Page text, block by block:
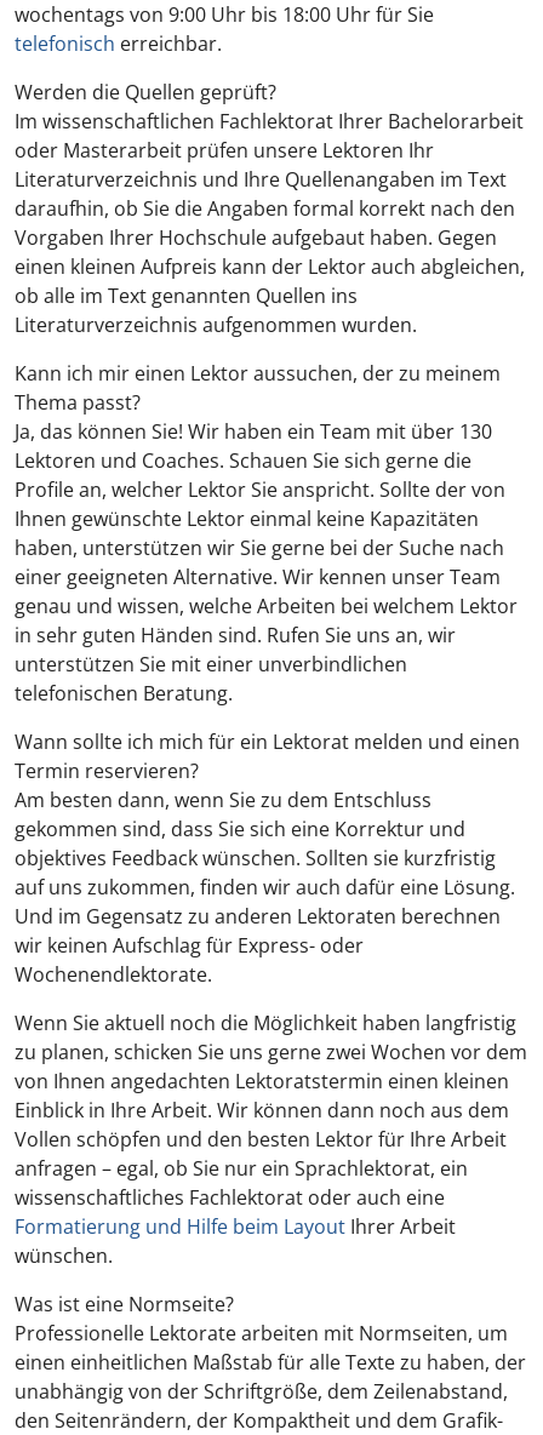
wochentags von 9:00 Uhr bis 18:00 Uhr für Sie
telefonisch erreichbar.
Werden die Quellen geprüft?
Im wissenschaftlichen Fachlektorat Ihrer Bachelorarbeit
oder Masterarbeit prüfen unsere Lektoren Ihr
Literaturverzeichnis und Ihre Quellenangaben im Text
daraufhin, ob Sie die Angaben formal korrekt nach den
Vorgaben Ihrer Hochschule aufgebaut haben. Gegen
einen kleinen Aufpreis kann der Lektor auch abgleichen,
ob alle im Text genannten Quellen ins
Literaturverzeichnis aufgenommen wurden.
Kann ich mir einen Lektor aussuchen, der zu meinem
Thema passt?
Ja, das können Sie! Wir haben ein Team mit über 130
Lektoren und Coaches. Schauen Sie sich gerne die
Profile an, welcher Lektor Sie anspricht. Sollte der von
Ihnen gewünschte Lektor einmal keine Kapazitäten
haben, unterstützen wir Sie gerne bei der Suche nach
einer geeigneten Alternative. Wir kennen unser Team
genau und wissen, welche Arbeiten bei welchem Lektor
in sehr guten Händen sind. Rufen Sie uns an, wir
unterstützen Sie mit einer unverbindlichen
telefonischen Beratung.
Wann sollte ich mich für ein Lektorat melden und einen
Termin reservieren?
Am besten dann, wenn Sie zu dem Entschluss
gekommen sind, dass Sie sich eine Korrektur und
objektives Feedback wünschen. Sollten sie kurzfristig
auf uns zukommen, finden wir auch dafür eine Lösung.
Und im Gegensatz zu anderen Lektoraten berechnen
wir keinen Aufschlag für Express- oder
Wochenendlektorate.
Wenn Sie aktuell noch die Möglichkeit haben langfristig
zu planen, schicken Sie uns gerne zwei Wochen vor dem
von Ihnen angedachten Lektoratstermin einen kleinen
Einblick in Ihre Arbeit. Wir können dann noch aus dem
Vollen schöpfen und den besten Lektor für Ihre Arbeit
anfragen – egal, ob Sie nur ein Sprachlektorat, ein
wissenschaftliches Fachlektorat oder auch eine
Formatierung und Hilfe beim Layout Ihrer Arbeit
wünschen.
Was ist eine Normseite?
Professionelle Lektorate arbeiten mit Normseiten, um
einen einheitlichen Maßstab für alle Texte zu haben, der
unabhängig von der Schriftgröße, dem Zeilenabstand,
den Seitenrändern, der Kompaktheit und dem Grafik-